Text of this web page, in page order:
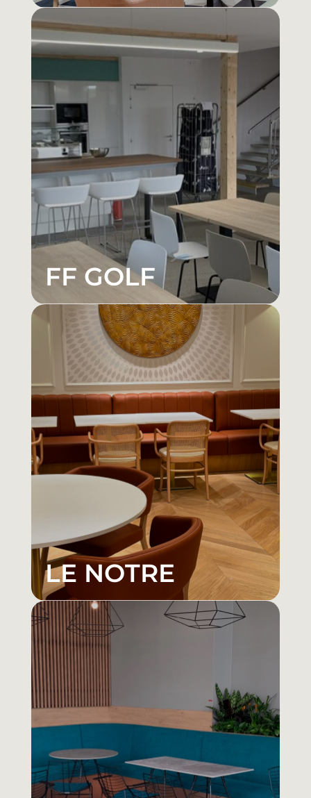
FF GOLF
LE NOTRE